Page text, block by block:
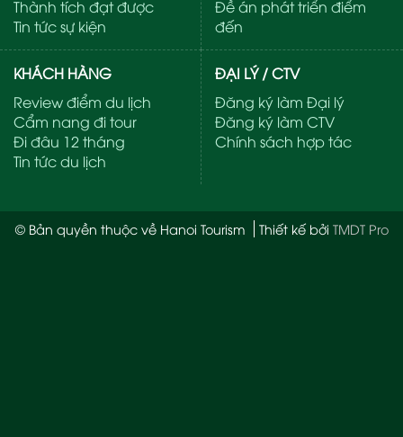
Thành tích đạt được
Tin tức sự kiện
Đề án phát triển điểm
đến
KHÁCH HÀNG
Review điểm du lịch
Cẩm nang đi tour
Đi đâu 12 tháng
Tin tức du lịch
ĐẠI LÝ / CTV
Đăng ký làm Đại lý
Đăng ký làm CTV
Chính sách hợp tác
© Bản quyền thuộc về Hanoi Tourism Thiết kế bởi TMDT Pro